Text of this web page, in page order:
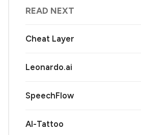
READ NEXT
Cheat Layer
Leonardo.ai
SpeechFlow
AI-Tattoo